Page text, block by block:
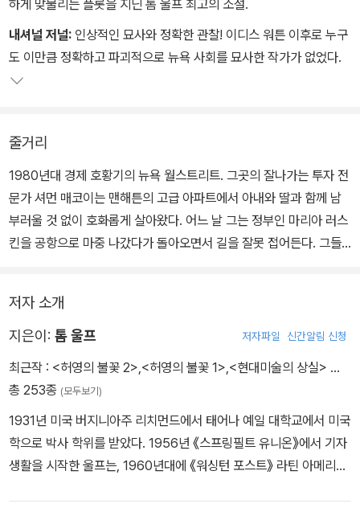
하게 맞물리는 플롯을 지닌 톰 울프 최고의 소설.
내셔널 저널: 인상적인 묘사와 정확한 관찰! 이디스 워튼 이후로 누구
도 이만큼 정확하고 파괴적으로 뉴욕 사회를 묘사한 작가가 없었다.
줄거리
1980년대 경제 호황기의 뉴욕 월스트리트. 그곳의 잘나가는 투자 전
문가 셔먼 매코이는 맨해튼의 고급 아파트에서 아내와 딸과 함께 남
부러울 것 없이 호화롭게 살아왔다. 어느 날 그는 정부인 마리아 러스
킨을 공항으로 마중 나갔다가 돌아오면서 길을 잘못 접어든다. 그들
던지고, 그사이 재빨리 운전석에 앉은 마리아는 실수로 그중 한 청년
을 차로 친다.
국 출신 기자 피터 팰로에 의해 세상에 드러나게 된다. 사건이 언론에
공개되자 셔먼의 아내와 딸은 그를 떠나가고, 그는 직장에서도 해고
된다.
차에 친 브롱스 출신의 평범한 흑인 소년은, 선정적인 언론과 흑인 시
민운동가인 베이컨 목사에 의해 졸지에 장래가 촉망되는 흑인 사회의
저자 소개
지은이: 톰 울프 저자파일 신간알림 신청
최근작 : <허영의 불꽃 2>,<허영의 불꽃 1>,<현대미술의 상실> …
총 253종 (모두보기)
1931년 미국 버지니아주 리치먼드에서 태어나 예일 대학교에서 미국
학으로 박사 학위를 받았다. 1956년 《스프링필트 유니온》에서 기자
생활을 시작한 울프는, 1960년대에 《워싱턴 포스트》 라틴 아메리카